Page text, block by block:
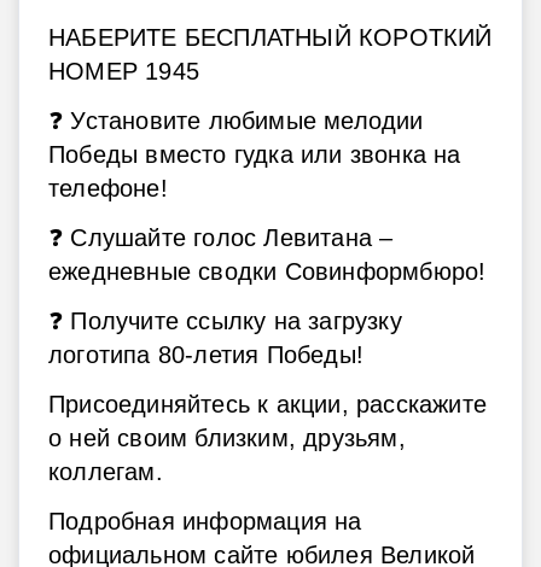
НАБЕРИТЕ БЕСПЛАТНЫЙ КОРОТКИЙ
НОМЕР 1945
❓ Установите любимые мелодии
Победы вместо гудка или звонка на
телефоне!
❓ Слушайте голос Левитана –
ежедневные сводки Совинформбюро!
❓ Получите ссылку на загрузку
логотипа 80-летия Победы!
Присоединяйтесь к акции, расскажите
о ней своим близким, друзьям,
коллегам.
Подробная информация на
официальном сайте юбилея Великой